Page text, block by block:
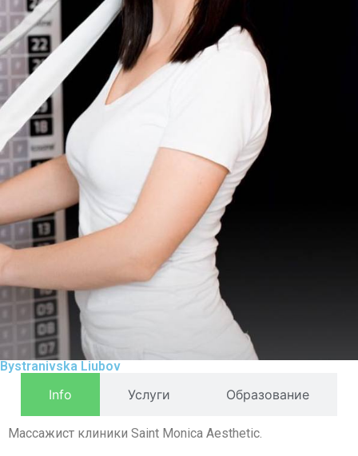
Bystranivska Liubov
Info Услуги Образование
Массажист клиники Saint Monica Aesthetic.